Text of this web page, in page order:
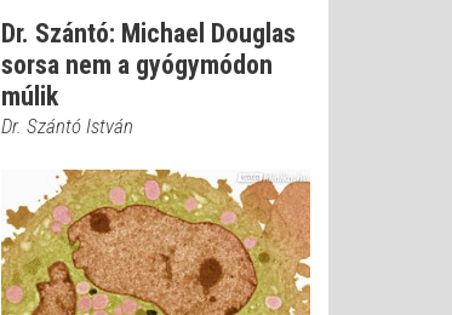
Dr. Szántó: Michael Douglas
sorsa nem a gyógymódon
múlik
Dr. Szántó István